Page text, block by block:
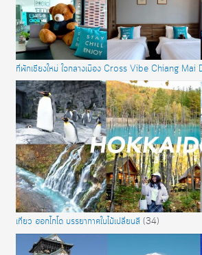
ที่พักเชียงใหม่ ใจกลางเมือง Cross Vibe Chiang
เที่ยว ฮอกไกโด บรรยากาศใบไม้เปลี่ยนสี (34)